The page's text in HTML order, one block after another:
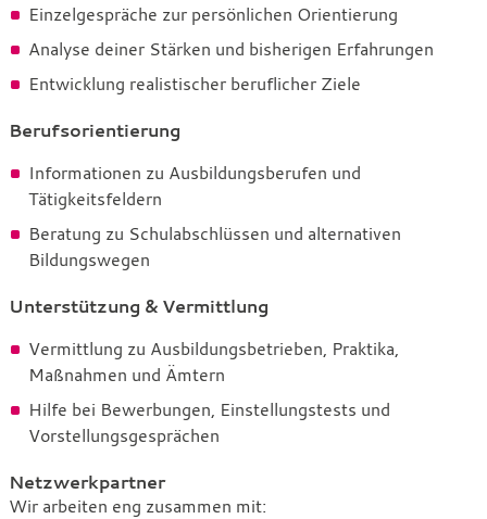
Einzelgespräche zur persönlichen Orientierung
Analyse deiner Stärken und bisherigen Erfahrungen
Entwicklung realistischer beruflicher Ziele
Berufsorientierung
Informationen zu Ausbildungsberufen und
Tätigkeitsfeldern
Beratung zu Schulabschlüssen und alternativen
Bildungswegen
Unterstützung & Vermittlung
Vermittlung zu Ausbildungsbetrieben, Praktika,
Maßnahmen und Ämtern
Hilfe bei Bewerbungen, Einstellungstests und
Vorstellungsgesprächen
Netzwerkpartner
Wir arbeiten eng zusammen mit: